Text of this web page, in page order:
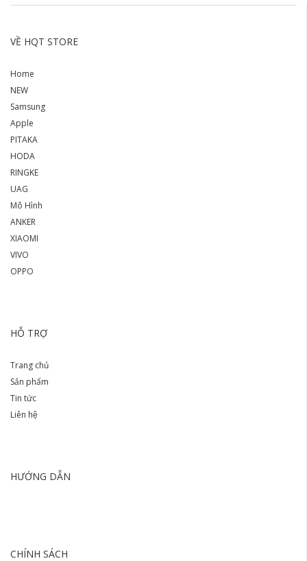
VỀ HQT STORE
Home
NEW
Samsung
Apple
PITAKA
HODA
RINGKE
UAG
Mô Hình
ANKER
XIAOMI
VIVO
OPPO
HỖ TRỢ
Trang chủ
Sản phẩm
Tin tức
Liên hệ
HƯỚNG DẪN
CHÍNH SÁCH